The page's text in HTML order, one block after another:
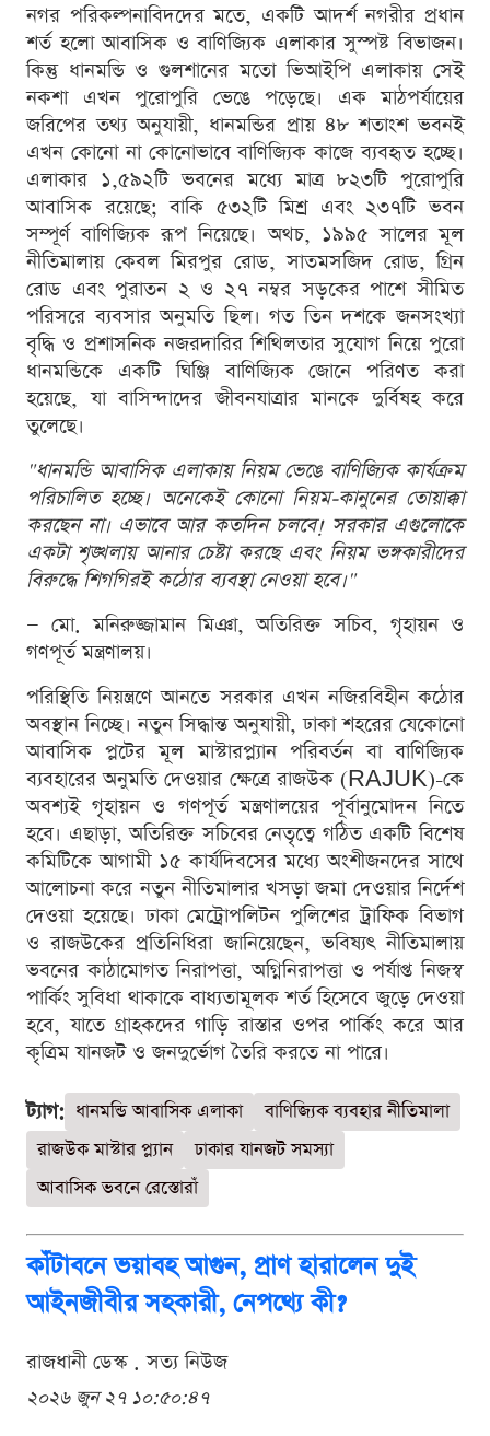
নগর পরিকল্পনাবিদদের মতে, একটি আদর্শ নগরীর প্রধান
শর্ত হলো আবাসিক ও বাণিজ্যিক এলাকার সুস্পষ্ট বিভাজন।
কিন্তু ধানমন্ডি ও গুলশানের মতো ভিআইপি এলাকায় সেই
নকশা এখন পুরোপুরি ভেঙে পড়েছে। এক মাঠপর্যায়ের
জরিপের তথ্য অনুযায়ী, ধানমন্ডির প্রায় ৪৮ শতাংশ ভবনই
এখন কোনো না কোনোভাবে বাণিজ্যিক কাজে ব্যবহৃত হচ্ছে।
এলাকার ১,৫৯২টি ভবনের মধ্যে মাত্র ৮২৩টি পুরোপুরি
আবাসিক রয়েছে; বাকি ৫৩২টি মিশ্র এবং ২৩৭টি ভবন
সম্পূর্ণ বাণিজ্যিক রূপ নিয়েছে। অথচ, ১৯৯৫ সালের মূল
নীতিমালায় কেবল মিরপুর রোড, সাতমসজিদ রোড, গ্রিন
রোড এবং পুরাতন ২ ও ২৭ নম্বর সড়কের পাশে সীমিত
পরিসরে ব্যবসার অনুমতি ছিল। গত তিন দশকে জনসংখ্যা
বৃদ্ধি ও প্রশাসনিক নজরদারির শিথিলতার সুযোগ নিয়ে পুরো
ধানমন্ডিকে একটি ঘিঞ্জি বাণিজ্যিক জোনে পরিণত করা
হয়েছে, যা বাসিন্দাদের জীবনযাত্রার মানকে দুর্বিষহ করে
তুলেছে।
"ধানমন্ডি আবাসিক এলাকায় নিয়ম ভেঙে বাণিজ্যিক কার্যক্রম
পরিচালিত হচ্ছে। অনেকেই কোনো নিয়ম-কানুনের তোয়াক্কা
করছেন না। এভাবে আর কতদিন চলবে! সরকার এগুলোকে
একটা শৃঙ্খলায় আনার চেষ্টা করছে এবং নিয়ম ভঙ্গকারীদের
বিরুদ্ধে শিগগিরই কঠোর ব্যবস্থা নেওয়া হবে।"
— মো. মনিরুজ্জামান মিঞা, অতিরিক্ত সচিব, গৃহায়ন ও
গণপূর্ত মন্ত্রণালয়।
পরিস্থিতি নিয়ন্ত্রণে আনতে সরকার এখন নজিরবিহীন কঠোর
অবস্থান নিচ্ছে। নতুন সিদ্ধান্ত অনুযায়ী, ঢাকা শহরের যেকোনো
আবাসিক প্লটের মূল মাস্টারপ্ল্যান পরিবর্তন বা বাণিজ্যিক
ব্যবহারের অনুমতি দেওয়ার ক্ষেত্রে রাজউক (RAJUK)-কে
অবশ্যই গৃহায়ন ও গণপূর্ত মন্ত্রণালয়ের পূর্বানুমোদন নিতে
হবে। এছাড়া, অতিরিক্ত সচিবের নেতৃত্বে গঠিত একটি বিশেষ
কমিটিকে আগামী ১৫ কার্যদিবসের মধ্যে অংশীজনদের সাথে
আলোচনা করে নতুন নীতিমালার খসড়া জমা দেওয়ার নির্দেশ
দেওয়া হয়েছে। ঢাকা মেট্রোপলিটন পুলিশের ট্রাফিক বিভাগ
ও রাজউকের প্রতিনিধিরা জানিয়েছেন, ভবিষ্যৎ নীতিমালায়
ভবনের কাঠামোগত নিরাপত্তা, অগ্নিনিরাপত্তা ও পর্যাপ্ত নিজস্ব
পার্কিং সুবিধা থাকাকে বাধ্যতামূলক শর্ত হিসেবে জুড়ে দেওয়া
হবে, যাতে গ্রাহকদের গাড়ি রাস্তার ওপর পার্কিং করে আর
কৃত্রিম যানজট ও জনদুর্ভোগ তৈরি করতে না পারে।
ট্যাগ: ধানমন্ডি আবাসিক এলাকা
বাণিজ্যিক ব্যবহার নীতিমালা
রাজউক মাস্টার প্ল্যান
ঢাকার যানজট সমস্যা
আবাসিক ভবনে রেস্তোরাঁ
কাঁটাবনে ভয়াবহ আগুন, প্রাণ হারালেন দুই
আইনজীবীর সহকারী, নেপথ্যে কী?
রাজধানী ডেস্ক . সত্য নিউজ
২০২৬ জুন ২৭ ১০:৫০:৪৭